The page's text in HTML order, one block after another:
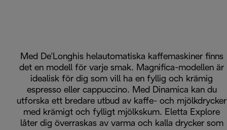
Med De'Longhis helautomatiska kaffemaskiner finns
det en modell för varje smak. Magnifica-modellen är
idealisk för dig som vill ha en fyllig och krämig
espresso eller cappuccino. Med Dinamica kan du
utforska ett bredare utbud av kaffe- och mjölkdrycker
med krämigt och fylligt mjölkskum. Eletta Explore
låter dig överraskas av varma och kalla drycker som